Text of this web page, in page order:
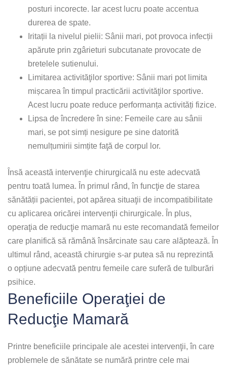
posturi incorecte. Iar acest lucru poate accentua
durerea de spate.
Iritații la nivelul pielii: Sânii mari, pot provoca infecții
apărute prin zgârieturi subcutanate provocate de
bretelele sutienului.
Limitarea activităţilor sportive: Sânii mari pot limita
mișcarea în timpul practicării activităţilor sportive.
Acest lucru poate reduce performanța activități fizice.
Lipsa de încredere în sine: Femeile care au sânii
mari, se pot simți nesigure pe sine datorită
nemulțumirii simțite faţă de corpul lor.
Însă această intervenţie chirurgicală nu este adecvată
pentru toată lumea. În primul rând, în funcţie de starea
sănătății pacientei, pot apărea situaţii de incompatibilitate
cu aplicarea oricărei intervenţii chirurgicale. În plus,
operaţia de reducţie mamară nu este recomandată femeilor
care planifică să rămână însărcinate sau care alăptează. În
ultimul rând, această chirurgie s-ar putea să nu reprezintă
o opțiune adecvată pentru femeile care suferă de tulburări
psihice.
Beneficiile Operaţiei de
Reducţie Mamară
Printre beneficiile principale ale acestei intervenţii, în care
problemele de sănătate se numără printre cele mai